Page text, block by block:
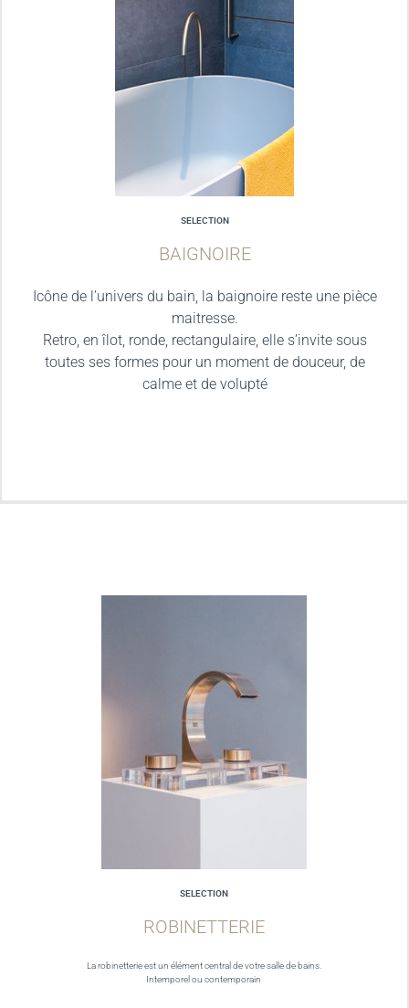
SELECTION
BAIGNOIRE
Icône de l’univers du bain, la baignoire reste une pièce
maitresse.
Retro, en îlot, ronde, rectangulaire, elle s’invite sous
toutes ses formes pour un moment de douceur, de
calme et de volupté
SELECTION
ROBINETTERIE
La robinetterie est un élément central de votre salle de bains.
Intemporel ou contemporain